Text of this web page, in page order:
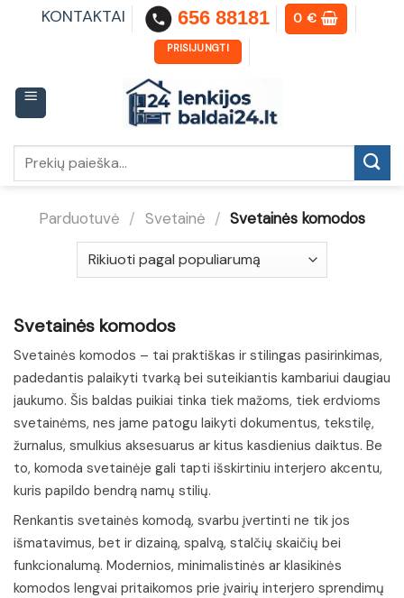
KONTAKTAI 656 88181 0€
PRISIJUNGTI
Parduotuvė / Svetainė / Svetainės komodos
Svetainės komodos
Svetainės komodos – tai praktiškas ir stilingas pasirinkimas,
padedantis palaikyti tvarką bei suteikiantis kambariui daugiau
jaukumo. Šis baldas puikiai tinka tiek mažoms, tiek erdvioms
svetainėms, nes jame patogu laikyti dokumentus, tekstilę,
žurnalus, smulkius aksesuarus ar kitus kasdienius daiktus. Be
to, komoda svetainėje gali tapti išskirtiniu interjero akcentu,
kuris papildo bendrą namų stilių.
Renkantis svetainės komodą, svarbu įvertinti ne tik jos
išmatavimus, bet ir dizainą, spalvą, stalčių skaičių bei
funkcionalumą. Modernios, minimalistinės ar klasikinės
komodos lengvai pritaikomos prie įvairių interjero sprendimų